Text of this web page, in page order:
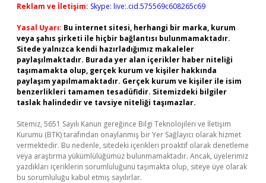
Reklam ve İletişim: Skype: live:.cid.575569c608265c69
Yasal Uyarı: Bu internet sitesi, herhangi bir marka, kurum
veya şahıs şirketi ile hiçbir bağlantısı bulunmamaktadır.
Sitede yalnızca kendi hazırladığımız makaleler
paylaşılmaktadır. Burada yer alan içerikler haber niteliği
taşımamakta olup, gerçek kurum ve kişiler hakkında
paylaşım yapılmamaktadır. Gerçek kurum ve kişiler ile isim
benzerlikleri tamamen tesadüfidir. Sitemizdeki bilgiler
taslak halindedir ve tavsiye niteliği taşımazlar.
Sitemiz, 5651 Sayılı Kanun gereğince Bilgi Teknolojileri ve İletişim
Kurumu (BTK) tarafından onaylanmış bir Yer Sağlayıcı olarak hizmet
vermektedir. Bu nedenle, sitedeki içerikleri proaktif olarak denetleme
veya araştırma yükümlülüğümüz bulunmamaktadır. Ancak, üyelerimiz
yazdıkları içeriklerin sorumluluğunu taşımakta olup, siteye üye olarak
bu sorumluluğu kabul etmiş sayılırlar.